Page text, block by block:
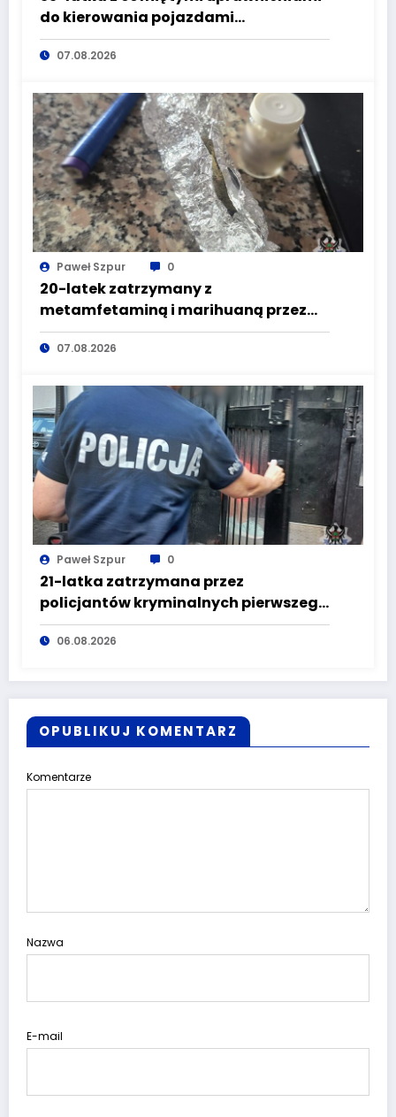
do kierowania pojazdami
wyeliminowana z lokalnych dróg
07.08.2026
Paweł Szpur 0
20-latek zatrzymany z
metamfetaminą i marihuaną przez
głuszyckich policjantów
07.08.2026
Paweł Szpur 0
21-latka zatrzymana przez
policjantów kryminalnych pierwszego
komisariatu za kradzieże sklepowe
06.08.2026
OPUBLIKUJ KOMENTARZ
Komentarze
Nazwa
E-mail